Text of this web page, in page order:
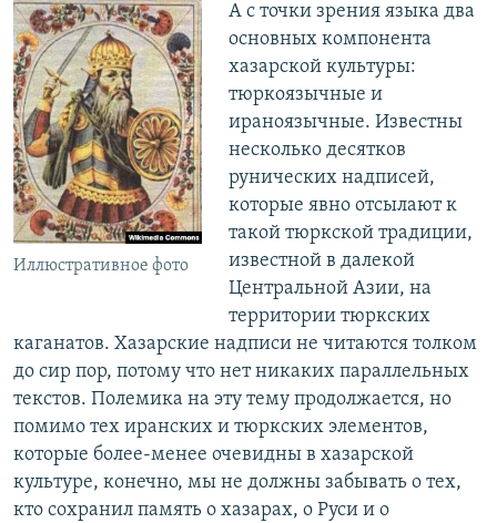
Иллюстративное фото
А с точки зрения языка два
основных компонента
хазарской культуры:
тюркоязычные и
ираноязычные. Известны
несколько десятков
рунических надписей,
которые явно отсылают к
такой тюркской традиции,
известной в далекой
Центральной Азии, на
территории тюркских
каганатов. Хазарские надписи не читаются толком
до сир пор, потому что нет никаких параллельных
текстов. Полемика на эту тему продолжается, но
помимо тех иранских и тюркских элементов,
которые более-менее очевидны в хазарской
культуре, конечно, мы не должны забывать о тех,
кто сохранил память о хазарах, о Руси и о